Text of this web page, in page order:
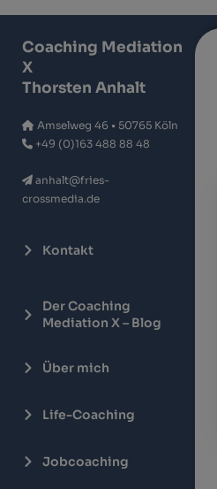
Coaching Mediation
X
Thorsten Anhalt
Amselweg 46 • 50765 Köln
+49 (0)163 488 88 48
anhalt@fries-
crossmedia.de
Kontakt
Der Coaching
Mediation X – Blog
Über mich
Life-Coaching
Jobcoaching